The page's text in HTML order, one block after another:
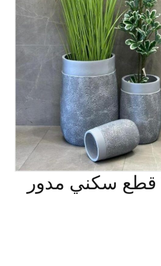
طقم قوار 3 قطع سكني مدور